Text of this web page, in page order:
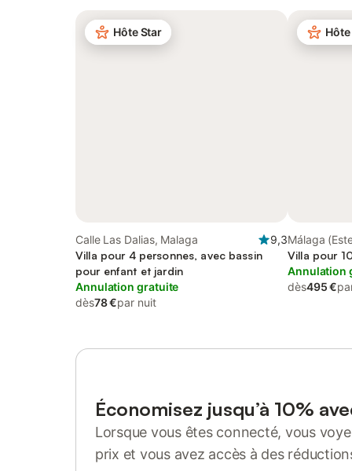
Hôte Star
Calle Las Dalias, Malaga
9,3
Villa pour 4 personnes, avec bassin
pour enfant et jardin
Annulation gratuite
dès78 €par nuit
Málaga
Villa pour
Annulation
dès495 €
Économisez jusqu’à 10%
Lorsque vous êtes connecté, vous
prix et vous avez accès à des